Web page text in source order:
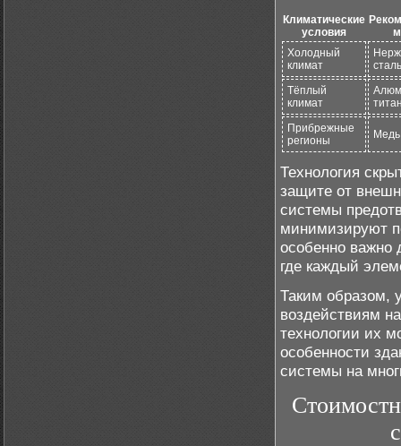
Климатические
условия
Холодный
климат
Тёплый
климат
Прибрежные
регионы
Технология
защите от
системы
минимизируют
особенно важно
где каждый
Таким образом,
воздействиям
технологии их
особенности
системы на